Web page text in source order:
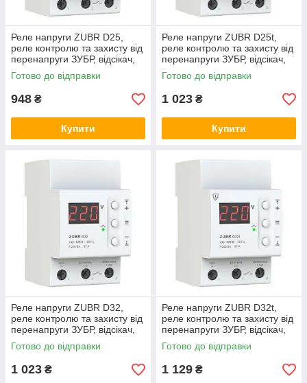
Реле напруги ZUBR D25,
реле контролю та захисту від
перенапруги ЗУБР, відсікач,
бар'єр
Готово до відправки
948 ₴
Купити
Реле напруги ZUBR D25t,
реле контролю та захисту від
перенапруги ЗУБР, відсікач,
бар'єр
Готово до відправки
1 023 ₴
Купити
Реле напруги ZUBR D32,
реле контролю та захисту від
перенапруги ЗУБР, відсікач,
бар'єр
Готово до відправки
1 023 ₴
Реле напруги ZUBR D32t,
реле контролю та захисту від
перенапруги ЗУБР, відсікач,
бар'єр
Готово до відправки
1 129 ₴